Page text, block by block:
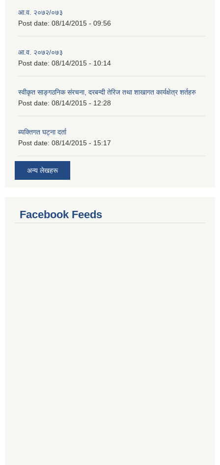
आ.व. २०७२/०७३
Post date: 08/14/2015 - 09:56
आ.व. २०७२/०७३
Post date: 08/14/2015 - 10:14
स्वीकृत साङ्गठनिक संरचना, दरबन्दी तेरिज तथा शाखागत कार्यक्षेत्र शर्तहरु
Post date: 08/14/2015 - 12:28
ब्यक्तिगत घट्ना दर्ता
Post date: 08/14/2015 - 15:17
अन्य लेखहरू
Facebook Feeds